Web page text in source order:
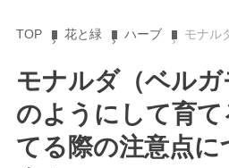
TOP 花と緑 ハーブ モナルダ（ベルガモ
モナルダ（ベル
のようにして育
てる際の注意点